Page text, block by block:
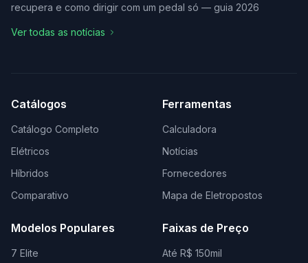
recupera e como dirigir com um pedal só — guia 2026
Ver todas as notícias
Catálogos
Catálogo Completo
Elétricos
Híbridos
Comparativo
Ferramentas
Calculadora
Notícias
Fornecedores
Mapa de Eletropostos
Modelos Populares
7 Elite
Faixas de Preço
Até R$ 150mil